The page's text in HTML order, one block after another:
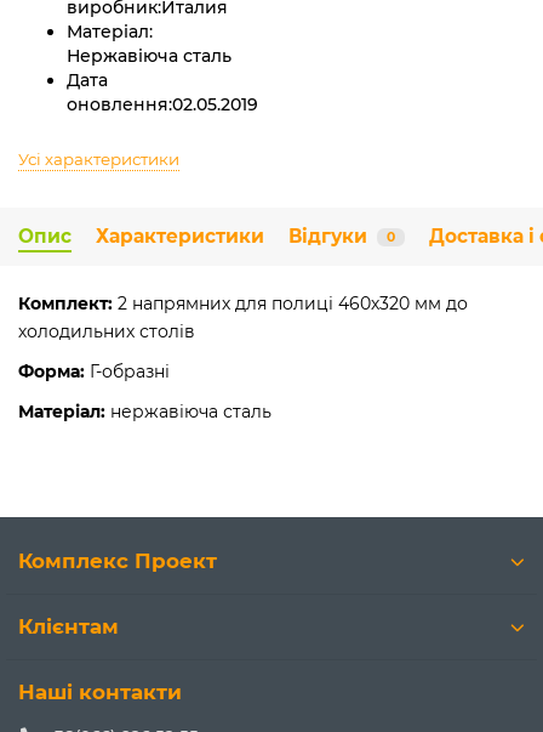
виробник:Италия
Матеріал:
Нержавіюча сталь
Дата
оновлення:02.05.2019
Усі характеристики
Опис Характеристики Відгуки 0 Доставка і
Комплект: 2 напрямних для полиці 460х320 мм до
холодильних столів
Форма: Г-образні
Матеріал: нержавіюча сталь
Комплекс Проект
Клієнтам
Наші контакти